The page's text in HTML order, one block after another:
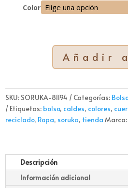
Color
(#81194)
cantidad
Añadir
SKU: SORUKA-81194 Categorías:
Etiquetas: bolso, caldes, colores,
reciclado, Ropa, soruka, tienda Marca:
Descripción
Información adicional